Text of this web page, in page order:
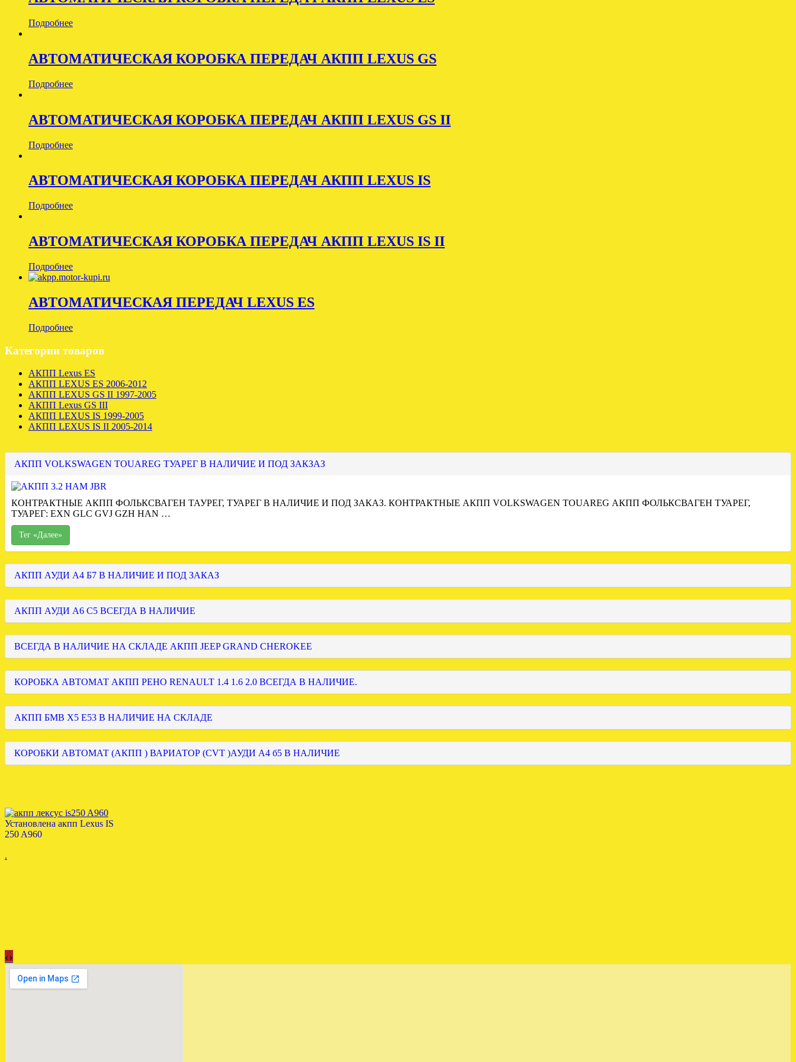
Подробнее
АВТОМАТИЧЕСКАЯ КОРОБКА ПЕРЕДАЧ АКПП LEXUS GS
Подробнее
АВТОМАТИЧЕСКАЯ КОРОБКА ПЕРЕДАЧ АКПП LEXUS GS II
Подробнее
АВТОМАТИЧЕСКАЯ КОРОБКА ПЕРЕДАЧ АКПП LEXUS IS
Подробнее
АВТОМАТИЧЕСКАЯ КОРОБКА ПЕРЕДАЧ АКПП LEXUS IS II
Подробнее
АВТОМАТИЧЕСКАЯ ПЕРЕДАЧ LEXUS ES
Подробнее
Категории товаров
АКПП Lexus ES
АКПП LEXUS ES 2006-2012
АКПП LEXUS GS II 1997-2005
АКПП Lexus GS III
АКПП LEXUS IS 1999-2005
АКПП LEXUS IS II 2005-2014
АКПП VOLKSWAGEN TOUAREG ТУАРЕГ В НАЛИЧИЕ И ПОД ЗАКЗАЗ
КОНТРАКТНЫЕ АКПП ФОЛЬКСВАГЕН ТАУРЕГ, ТУАРЕГ В НАЛИЧИЕ И ПОД ЗАКАЗ. КОНТРАКТНЫЕ АКПП VOLKSWAGEN TOUAREG АКПП ФОЛЬКСВАГЕН ТУАРЕГ,
ТУАРЕГ: EXN GLC GVJ GZH HAN …
Тег «Далее»
АКПП АУДИ А4 Б7 В НАЛИЧИЕ И ПОД ЗАКАЗ
АКПП АУДИ А6 С5 ВСЕГДА В НАЛИЧИЕ
ВСЕГДА В НАЛИЧИЕ НА СКЛАДЕ АКПП JEEP GRAND CHEROKEE
КОРОБКА АВТОМАТ АКПП РЕНО RENAULT 1.4 1.6 2.0 ВСЕГДА В НАЛИЧИЕ.
АКПП БМВ Х5 Е53 В НАЛИЧИЕ НА СКЛАДЕ
КОРОБКИ АВТОМАТ (АКПП ) ВАРИАТОР (CVT )АУДИ А4 б5 В НАЛИЧИЕ
Установлена акпп Lexus IS
250 A960
.
АКПП БМВ Е39 2.5 5HP19
установлена в СПБ
‹›